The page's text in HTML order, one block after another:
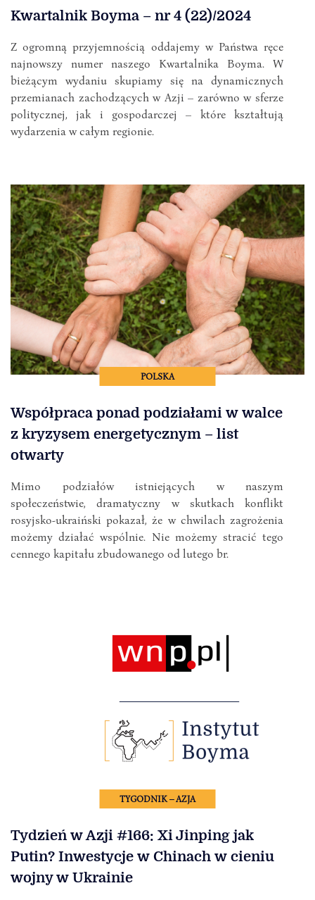
Kwartalnik Boyma – nr 4 (22)/2024
Z ogromną przyjemnością oddajemy w Państwa ręce
najnowszy numer naszego Kwartalnika Boyma. W
bieżącym wydaniu skupiamy się na dynamicznych
przemianach zachodzących w Azji – zarówno w sferze
politycznej, jak i gospodarczej – które kształtują
wydarzenia w całym regionie.
POLSKA
Współpraca ponad podziałami w walce
z kryzysem energetycznym – list
otwarty
Mimo podziałów istniejących w naszym
społeczeństwie, dramatyczny w skutkach konflikt
rosyjsko-ukraiński pokazał, że w chwilach zagrożenia
możemy działać wspólnie. Nie możemy stracić tego
cennego kapitału zbudowanego od lutego br.
TYGODNIK – AZJA
Tydzień w Azji #166: Xi Jinping jak
Putin? Inwestycje w Chinach w cieniu
wojny w Ukrainie